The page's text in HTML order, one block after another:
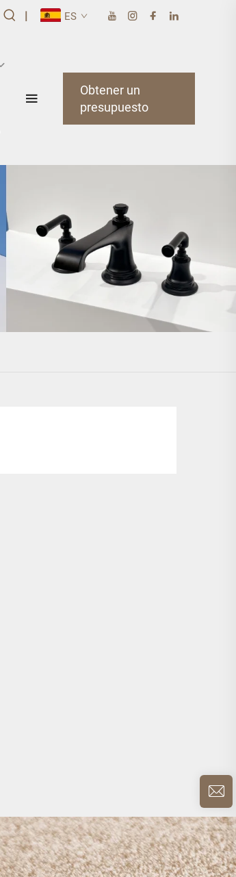
| ES
Obtener un
presupuesto